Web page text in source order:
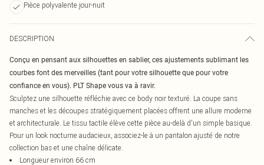
Pièce polyvalente jour-nuit
DESCRIPTION
Conçu en pensant aux silhouettes en sablier, ces ajustements sublimant les
courbes font des merveilles (tant pour votre silhouette que pour votre
confiance en vous). PLT Shape vous va à ravir.
Sculptez une silhouette réfléchie avec ce body noir texturé. La coupe sans
manches et les découpes stratégiquement placées offrent une allure moderne
et architecturale. Le tissu tactile élève cette pièce au-delà d'un simple basique.
Pour un look nocturne audacieux, associez-le à un pantalon ajusté de notre
collection bas et une chaîne délicate.
Longueur environ 66 cm